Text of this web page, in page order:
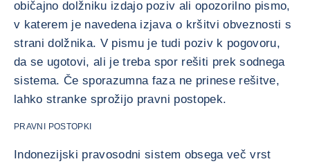
običajno dolžniku izdajo poziv ali opozorilno pismo,
v katerem je navedena izjava o kršitvi obveznosti s
strani dolžnika. V pismu je tudi poziv k pogovoru,
da se ugotovi, ali je treba spor rešiti prek sodnega
sistema. Če sporazumna faza ne prinese rešitve,
lahko stranke sprožijo pravni postopek.
PRAVNI POSTOPKI
Indonezijski pravosodni sistem obsega več vrst